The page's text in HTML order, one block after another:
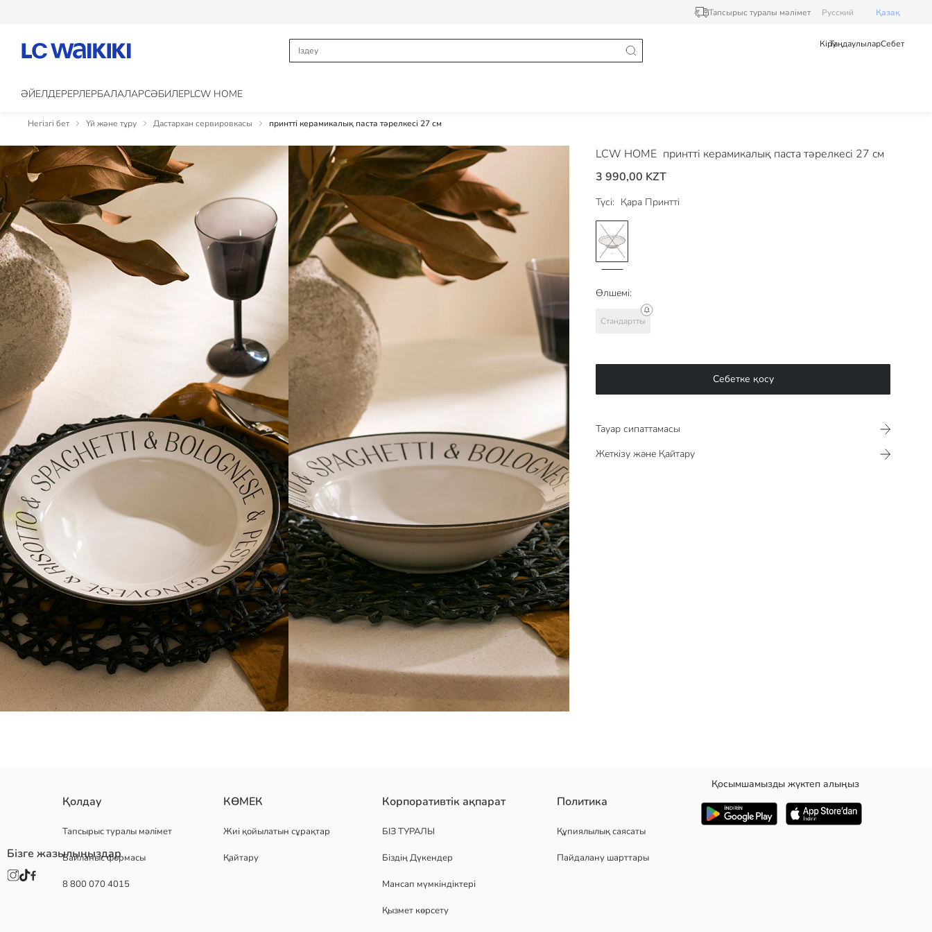
Тапсырыс туралы мәлімет Pусский Қазақ
КіруТаңдаулыларСебет
ӘЙЕЛДЕРЕРЛЕРБАЛАЛАРCӘБИЛЕРLCW HOME
Негізгі бет Үй және тұру Дастархан сервировкасы принтті керамикалық паста тәрелкесі 27 см
LCW HOME принтті керамикалық паста тәрелкесі 27 см
3 990,00 KZT
Түсі: Қара Принтті
Өлшемі:
Стандартты
Себетке қосу
Тауар сипаттамасы​​​​​
Жеткізу және Қайтару
диаметрі 27 см болатын бұл өнім тағамдарыңызды қуана отырып ұсынуға мүмкіндік беретін дизайнға ие. сапалы керамика материалдың арқасында ұзақ мерзімді пайдалануды қамтамасыз етеді.
жыныс:
Үлгі:
Қолдау
Тапсырыс туралы мәлімет
Байланыс формасы
8 800 070 4015
КӨМЕК
Жиі қойылатын сұрақтар
Қайтару
Корпоративтік ақпарат
БІЗ ТУРАЛЫ
Біздің Дүкендер
Мансап мүмкіндіктері
Қызмет көрсету
Политика
Құпиялылық саясаты
Пайдалану шарттары
Қосымшамызды жүктеп алыңыз
Бізге жазылыңыздар